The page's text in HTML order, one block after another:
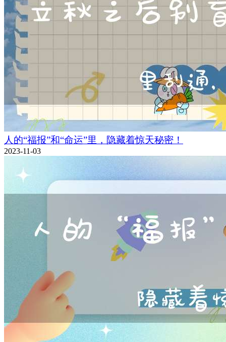
人的“福报”和“命运”里，隐藏着惊天秘密！
2023-11-03